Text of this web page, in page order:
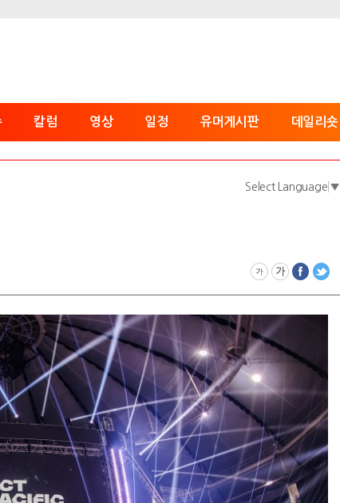
칼럼 영상 일정 유머게시판 데일리숏
Select Language ▼